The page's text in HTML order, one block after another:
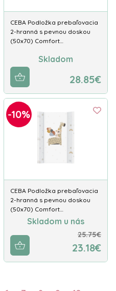
CEBA Podložka prebaľovacia
2-hranná s pevnou doskou
(50x70) Comfort…
Skladom
28.85€
-10%
CEBA Podložka prebaľovacia
2-hranná s pevnou doskou
(50x70) Comfort…
Skladom u nás
25.75€
23.18€